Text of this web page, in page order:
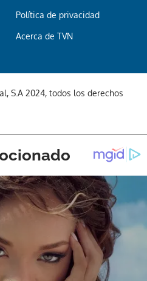
Política de privacidad
Acerca de TVN
S.A 2024, todos los derechos